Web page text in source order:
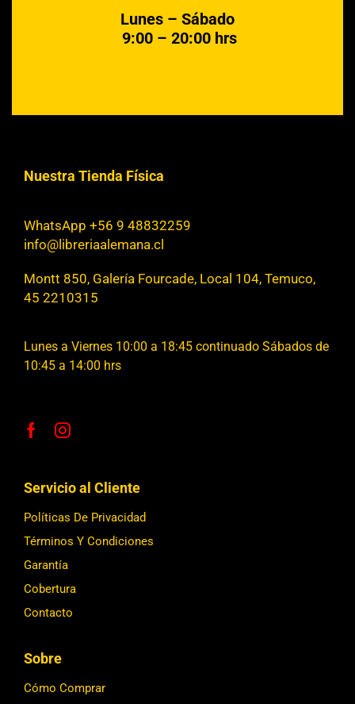
Lunes – Sábado
9:00 – 20:00 hrs
Nuestra Tienda Física
WhatsApp +56 9 48832259
info@libreriaalemana.cl
Montt 850, Galería Fourcade, Local 104, Temuco,
45 2210315
Lunes a Viernes 10:00 a 18:45 continuado Sábados de
10:45 a 14:00 hrs
Servicio al Cliente
Políticas De Privacidad
Términos Y Condiciones
Garantía
Cobertura
Contacto
Sobre
Cómo Comprar